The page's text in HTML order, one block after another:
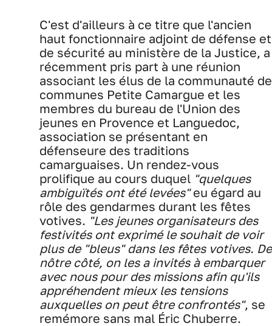
C'est d'ailleurs à ce titre que l'ancien
haut fonctionnaire adjoint de défense et
de sécurité au ministère de la Justice, a
récemment pris part à une réunion
associant les élus de la communauté de
communes Petite Camargue et les
membres du bureau de l'Union des
jeunes en Provence et Languedoc,
association se présentant en
défenseure des traditions
camarguaises. Un rendez-vous
prolifique au cours duquel "quelques
ambiguïtés ont été levées"eu égard au
rôle des gendarmes durant les fêtes
votives. "Les jeunes organisateurs des
festivités ont exprimé le souhait de voir
plus de "bleus" dans les fêtes votives. De
nôtre côté, on les a invités à embarquer
avec nous pour des missions afin qu'ils
appréhendent mieux les tensions
auxquelles on peut être confrontés", se
remémore sans mal Éric Chuberre.